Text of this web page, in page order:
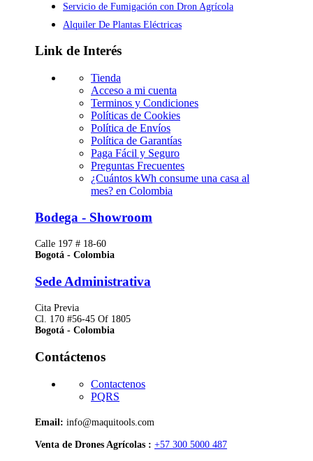
Servicio de Fumigación con Dron Agrícola
Alquiler De Plantas Eléctricas
Link de Interés
Tienda
Acceso a mi cuenta
Terminos y Condiciones
Políticas de Cookies
Política de Envíos
Política de Garantías
Paga Fácil y Seguro
Preguntas Frecuentes
¿Cuántos kWh consume una casa al
mes? en Colombia
Bodega - Showroom
Calle 197 # 18-60
Bogotá - Colombia
Sede Administrativa
Cita Previa
Cl. 170 #56-45 Of 1805
Bogotá - Colombia
Contáctenos
Contactenos
PQRS
Email: info@maquitools.com
Venta de Drones Agrícolas : +57 300 5000 487